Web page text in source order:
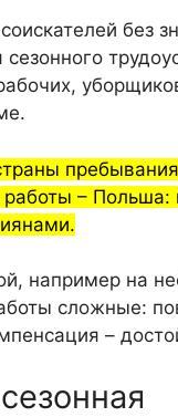
без
–
например на
сложные:
–